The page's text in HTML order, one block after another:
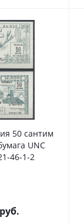
50 сантим
46-1-2